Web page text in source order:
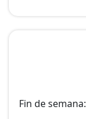
email:
teléfono en el
Nos puedes
casas
Fin de semana: